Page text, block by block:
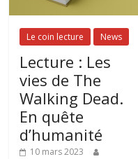
Le coin lecture News
Lecture : Les
vies de The
Walking Dead.
En quête
d’humanité
10 mars 2023